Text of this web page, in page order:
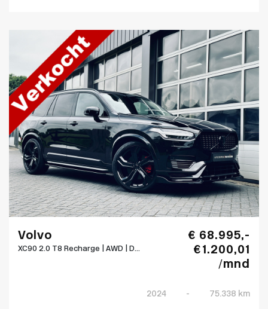
Volvo
XC90 2.0 T8 Recharge | AWD | D...
€ 68.995,-
€ 1.200,01
/mnd
2024 - 75.338 km